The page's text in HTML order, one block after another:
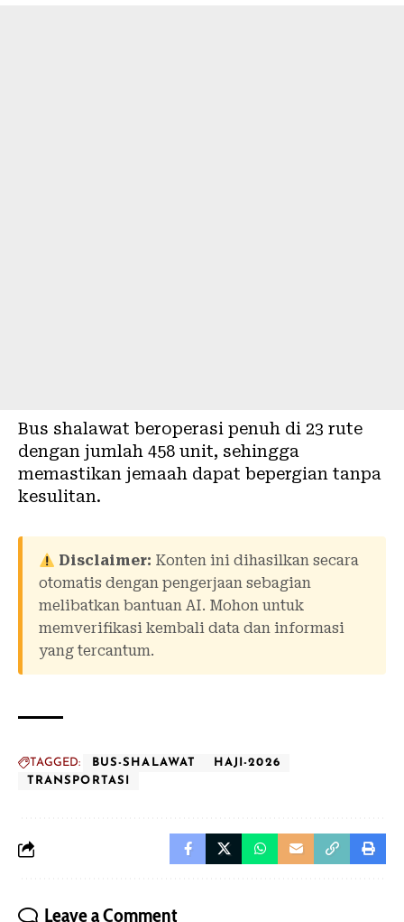
Bus shalawat beroperasi penuh di 23 rute
dengan jumlah 458 unit, sehingga
memastikan jemaah dapat bepergian tanpa
kesulitan.
Disclaimer: Konten ini dihasilkan secara
otomatis dengan pengerjaan sebagian
melibatkan bantuan AI. Mohon untuk
memverifikasi kembali data dan informasi
yang tercantum.
TAGGED: BUS-SHALAWAT
HAJI-2026
TRANSPORTASI
Leave a Comment